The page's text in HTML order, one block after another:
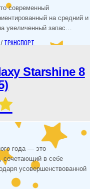
современный
на средний и
увеличенный запас…
/ ТРАНСПОРТ
Starshine 8
года — это
сочетающий в себе
усовершенствованной